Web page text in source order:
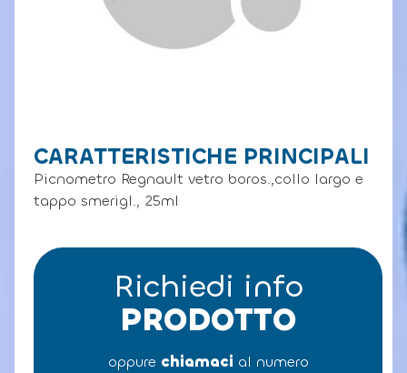
CARATTERISTICHE PRINCIPALI
Picnometro Regnault vetro boros.,collo largo e
tappo smerigl., 25ml
Richiedi info
PRODOTTO
oppure chiamaci al numero